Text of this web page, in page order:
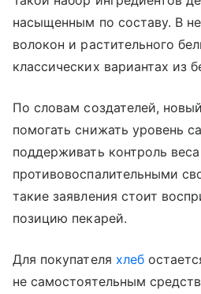
насыщенным по составу. В
волокон и растительного
классических вариантах из
По словам создателей,
помогать снижать уровень
поддерживать контроль
противовоспалительными
такие заявления стоит
позицию пекарей.
Для покупателя хлеб
не самостоятельным